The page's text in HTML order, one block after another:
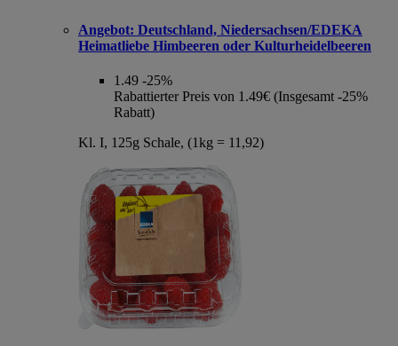
Angebot: Deutschland, Niedersachsen/EDEKA
Heimatliebe Himbeeren oder Kulturheidelbeeren
1.49 -25%
Rabattierter Preis von 1.49€ (Insgesamt -25%
Rabatt)
Kl. I, 125g Schale, (1kg = 11,92)